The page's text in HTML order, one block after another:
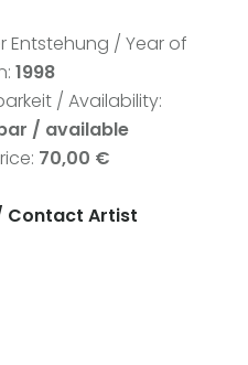
Entstehung / Year of
1998
/ Availability:
/ available
70,00 €
Contact Artist